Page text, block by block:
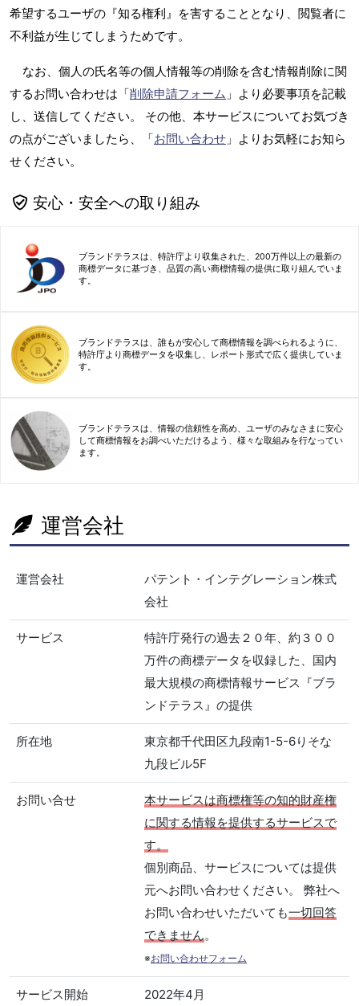
希望するユーザの『知る権利』を害することとなり、閲覧者に
不利益が生じてしまうためです。
なお、個人の氏名等の個人情報等の削除を含む情報削除に関
するお問い合わせは「削除申請フォーム 」より必要事項を記載
し、送信してください。 その他、本サービスについてお気づき
の点がございましたら、「お問い合わせ 」よりお気軽にお知ら
せください。
安心・安全への取り組み
ブランドテラスは、特許庁より収集された、200万件以上の最新の
商標データに基づき、品質の高い商標情報の提供に取り組んでいま
す。
ブランドテラスは、誰もが安心して商標情報を調べられるように、
特許庁より商標データを収集し、レポート形式で広く提供していま
す。
ブランドテラスは、情報の信頼性を高め、ユーザのみなさまに安心
して商標情報をお調べいただけるよう、様々な取組みを行なってい
ます。
運営会社
運営会社
パテント・インテグレーション株式
会社
サービス
特許庁発行の過去２０年、約３００
万件の商標データを収録した、国内
最大規模の商標情報サービス『ブラ
ンドテラス』の提供
所在地
東京都千代田区九段南1-5-6りそな
九段ビル5F
お問い合せ
本サービスは商標権等の知的財産権
に関する情報を提供するサービスで
す。
個別商品、サービスについては提供
元へお問い合わせください。 弊社へ
お問い合わせいただいても一切回答
できません。
※お問い合わせフォーム
サービス開始 2022年4月